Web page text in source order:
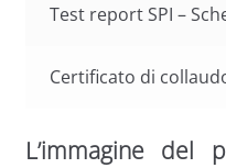
Test report SPI –
Certificato di
L’immagine del